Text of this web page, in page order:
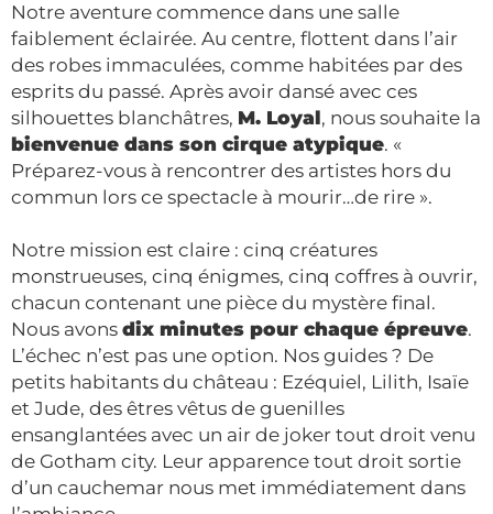
Notre aventure commence dans une salle
faiblement éclairée. Au centre, flottent dans l’air
des robes immaculées, comme habitées par des
esprits du passé. Après avoir dansé avec ces
silhouettes blanchâtres, M. Loyal, nous souhaite la
bienvenue dans son cirque atypique. «
Préparez-vous à rencontrer des artistes hors du
commun lors ce spectacle à mourir…de rire ».
Notre mission est claire : cinq créatures
monstrueuses, cinq énigmes, cinq coffres à ouvrir,
chacun contenant une pièce du mystère final.
Nous avons dix minutes pour chaque épreuve.
L’échec n’est pas une option. Nos guides ? De
petits habitants du château : Ezéquiel, Lilith, Isaïe
et Jude, des êtres vêtus de guenilles
ensanglantées avec un air de joker tout droit venu
de Gotham city. Leur apparence tout droit sortie
d’un cauchemar nous met immédiatement dans